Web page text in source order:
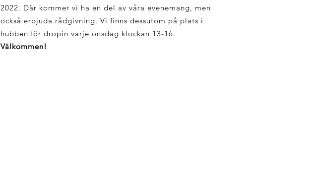
2022. Där kommer vi ha en del av våra evenemang, men
också erbjuda rådgivning. Vi finns dessutom på plats i
hubben för dropin varje onsdag klockan 13-16.
Välkommen!